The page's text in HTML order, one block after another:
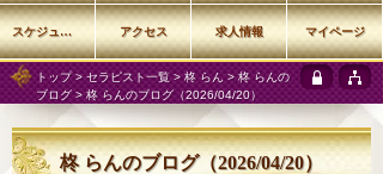
トップ> セラピスト一覧 >柊 らん > 柊 らんの
ブログ > 柊 らんのブログ（2026/04/20）
柊 らんのブログ（2026/04/20）
スケジュール アクセス 求人情報 マイページ